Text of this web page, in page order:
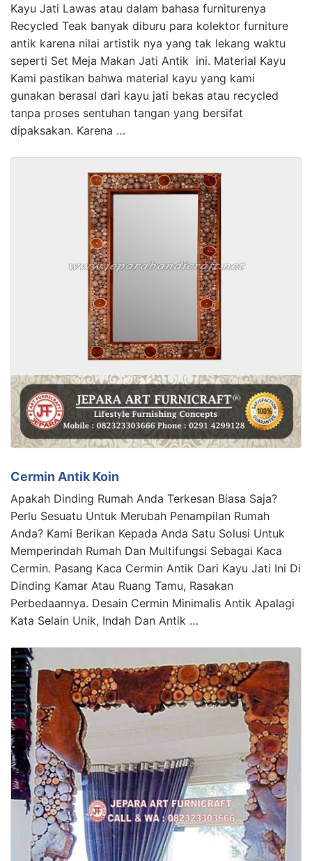
Kayu Jati Lawas atau dalam bahasa furniturenya
Recycled Teak banyak diburu para kolektor furniture
antik karena nilai artistik nya yang tak lekang waktu
seperti Set Meja Makan Jati Antik ini. Material Kayu
Kami pastikan bahwa material kayu yang kami
gunakan berasal dari kayu jati bekas atau recycled
tanpa proses sentuhan tangan yang bersifat
dipaksakan. Karena …
Cermin Antik Koin
Apakah Dinding Rumah Anda Terkesan Biasa Saja?
Perlu Sesuatu Untuk Merubah Penampilan Rumah
Anda? Kami Berikan Kepada Anda Satu Solusi Untuk
Memperindah Rumah Dan Multifungsi Sebagai Kaca
Cermin. Pasang Kaca Cermin Antik Dari Kayu Jati Ini Di
Dinding Kamar Atau Ruang Tamu, Rasakan
Perbedaannya. Desain Cermin Minimalis Antik Apalagi
Kata Selain Unik, Indah Dan Antik …